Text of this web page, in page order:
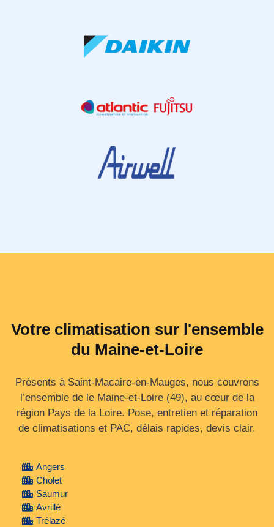
Votre climatisation sur l'ensemble
du Maine-et-Loire
Présents à Saint-Macaire-en-Mauges, nous couvrons
l’ensemble de le Maine‑et‑Loire (49), au cœur de la
région Pays de la Loire. Pose, entretien et réparation
de climatisations et PAC, délais rapides, devis clair.
Angers
Cholet
Saumur
Avrillé
Trélazé